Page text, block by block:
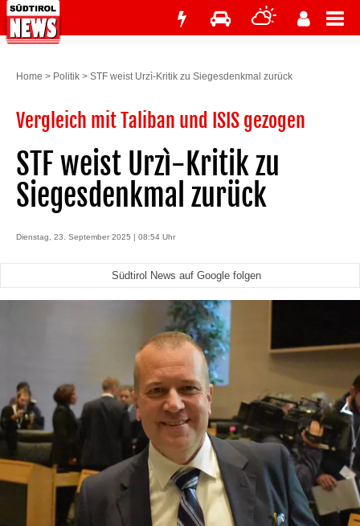
Home > Politik > STF weist Urzì-Kritik zu Siegesdenkmal zurück
Vergleich mit Taliban und ISIS gezogen
STF weist Urzì-Kritik zu
Siegesdenkmal zurück
Dienstag, 23. September 2025 | 08:54 Uhr
Südtirol News auf Google folgen